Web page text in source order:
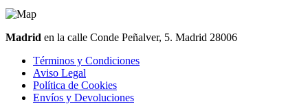
Madrid en la calle Conde Peñalver, 5. Madrid 28006
Términos y Condiciones
Aviso Legal
Política de Cookies
Envíos y Devoluciones